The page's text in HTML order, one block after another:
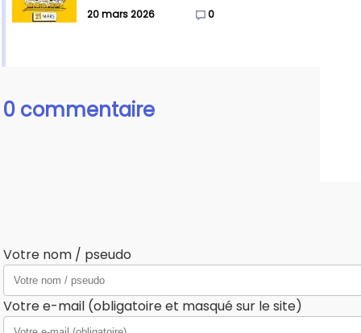
20 mars 2026 0
0 commentaire
Votre nom / pseudo
Votre e-mail (obligatoire et masqué sur le site)